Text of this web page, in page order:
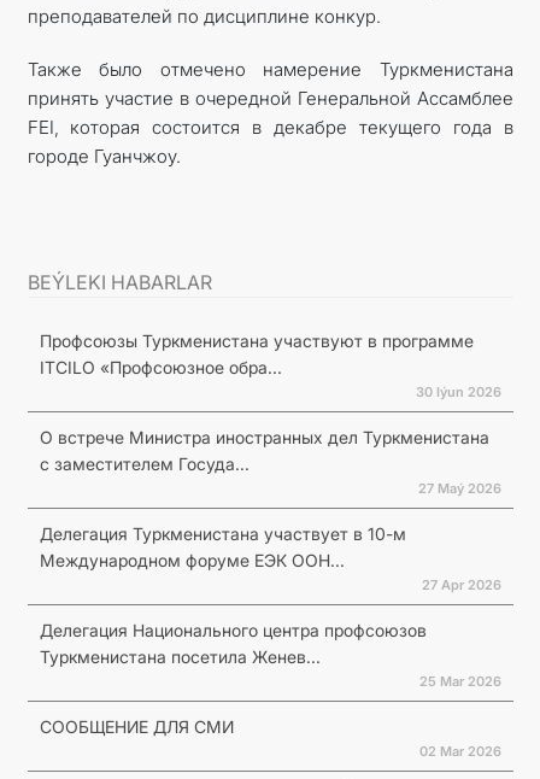
преподавателей по дисциплине конкур.
Также было отмечено намерение Туркменистана
принять участие в очередной Генеральной Ассамблее
FEI, которая состоится в декабре текущего года в
городе Гуанчжоу.
BEÝLEKI HABARLAR
Профсоюзы Туркменистана участвуют в программе
ITCILO «Профсоюзное обра...
30 Iýun 2026
О встрече Министра иностранных дел Туркменистана
с заместителем Госуда...
27 Maý 2026
Делегация Туркменистана участвует в 10-м
Международном форуме ЕЭК ООН...
27 Apr 2026
Делегация Национального центра профсоюзов
Туркменистана посетила Женев...
25 Mar 2026
СООБЩЕНИЕ ДЛЯ СМИ
02 Mar 2026